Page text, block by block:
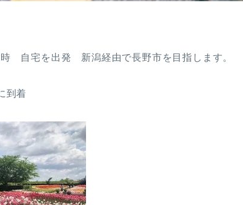
自宅を出発 新潟経由で長野市を目指します。
到着